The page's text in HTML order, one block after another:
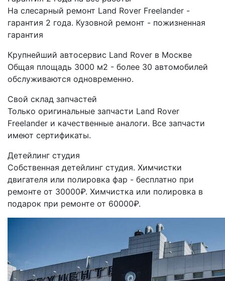
На слесарный ремонт Land Rover Freelander -
гарантия 2 года. Кузовной ремонт - пожизненная
гарантия
Крупнейший автосервис Land Rover в Москве
Общая площадь 3000 м2 - более 30 автомобилей
обслуживаются одновременно.
Свой склад запчастей
Только оригинальные запчасти Land Rover
Freelander и качественные аналоги. Все запчасти
имеют сертификаты.
Детейлинг студия
Собственная детейлинг студия. Химчистки
двигателя или полировка фар - бесплатно при
ремонте от 30000₽. Химчистка или полировка в
подарок при ремонте от 60000₽.